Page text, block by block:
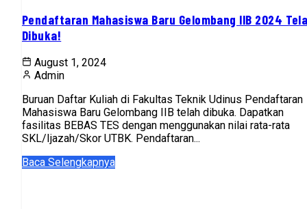
Pendaftaran Mahasiswa Baru Gelombang IIB 2024
Dibuka!
August 1, 2024
Admin
Buruan Daftar Kuliah di Fakultas Teknik Udinus Pendaftaran
Mahasiswa Baru Gelombang IIB telah dibuka. Dapatkan
fasilitas BEBAS TES dengan menggunakan nilai rata-rata
SKL/Ijazah/Skor UTBK. Pendaftaran...
Baca Selengkapnya